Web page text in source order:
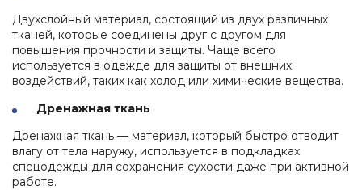
Двухслойный материал, состоящий из двух различных
тканей, которые соединены друг с другом для
повышения прочности и защиты. Чаще всего
используется в одежде для защиты от внешних
воздействий, таких как холод или химические вещества.
Дренажная ткань
Дренажная ткань — материал, который быстро отводит
влагу от тела наружу, используется в подкладках
спецодежды для сохранения сухости даже при активной
работе.